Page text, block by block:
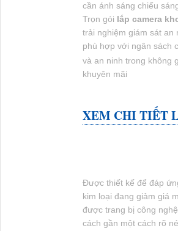
cần ánh sáng chiếu
Trọn gói lắp camera
trải nghiệm giám sát an
phù hợp với ngân sách
và an ninh trong không
khuyên mãi
XEM CHI TIẾT
Được thiết kế để đáp
kim loại đang giảm giá
được trang bị công
cách gần một cách rõ